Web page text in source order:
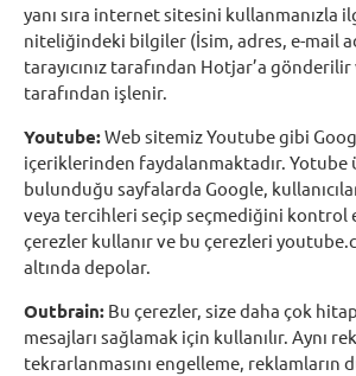
yanı sıra internet sitesini kullanmanızla
niteliğindeki bilgiler (İsim, adres, e-mail
tarayıcınız tarafından Hotjar’a
tarafından işlenir.
Youtube:Web sitemiz Youtube gibi
içeriklerinden faydalanmaktadır. Yotube
bulunduğu sayfalarda Google,
veya tercihleri seçip seçmediğini kontrol
çerezler kullanır ve bu çerezleri
altında depolar.
Outbrain: Bu çerezler, size daha çok
mesajları sağlamak için kullanılır. Aynı
tekrarlanmasını engelleme, reklamların